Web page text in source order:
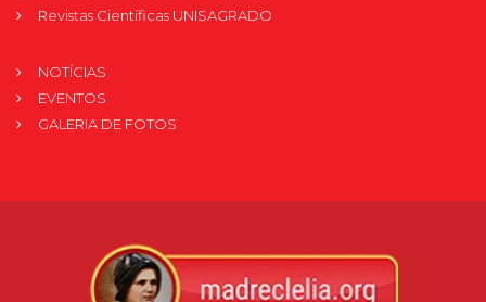
Revistas Científicas UNISAGRADO
NOTÍCIAS
EVENTOS
GALERIA DE FOTOS